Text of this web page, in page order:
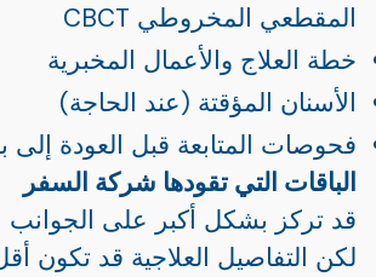
المقطعي المخروطي CBCT
خطة العلاج والأعمال المخبرية
الأسنان المؤقتة (عند الحاجة)
فحوصات المتابعة قبل العودة إلى
الباقات التي تقودها شركة السفر
قد تركز بشكل أكبر على الجوانب
لكن التفاصيل العلاجية قد تكون